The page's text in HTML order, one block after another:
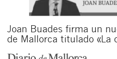
Joan Buades firma un
de Mallorca titulado «La